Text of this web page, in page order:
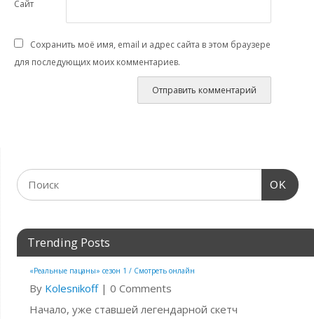
Сайт
Сохранить моё имя, email и адрес сайта в этом браузере
для последующих моих комментариев.
OK
Trending Posts
«Реальные пацаны» сезон 1 / Смотреть онлайн
By Kolesnikoff| 0 Comments
Начало, уже ставшей легендарной скетч